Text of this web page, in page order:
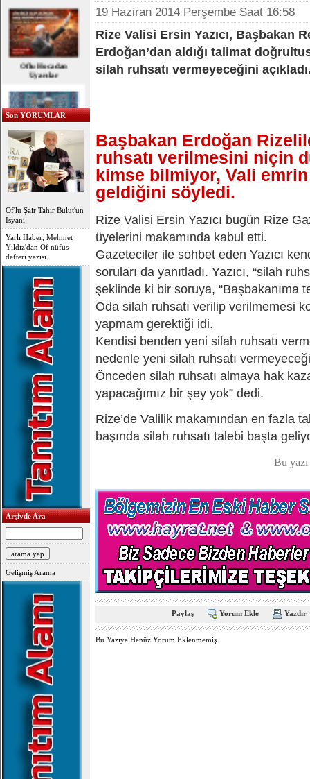
Oflu Hocadan
Uyarılar
OFLU HOCA'DAN
TOPLUMSAL UYARI
Son YORUMLAR
Of'lu Şair Tahir Bulut'un
İsyanı
Yarlı Haber, Mehmet
Yıldız'dan Of nüfus
defteri yazısı
Arşivde Ara
Gelişmiş Arama
19 Haziran 2014 Perşembe Saat 16:58
Rize Valisi Ersin Yazıcı, Başbakan
Erdoğan’dan aldığı talimat
silah ruhsatı vermeyeceğini
Başbakan Erdoğan
ruhsatı verilmesini niçin
kimse bilmiyor, Vali
geldiğini söyledi.
Rize Valisi Ersin Yazıcı bugün Rize
üyelerini makamında kabul etti.
Gazeteciler ile sohbet eden Yazıcı
soruları da yanıtladı. Yazıcı, “silah
şeklinde ki bir soruya, “Başbakanıma
Oda silah ruhsatı verilip verilmemesi
yapmam gerektiği idi.
Kendisi benden yeni silah ruhsatı
nedenle yeni silah ruhsatı
Önceden silah ruhsatı almaya hak
yapacağımız bir şey yok” dedi.
Rize’de Valilik makamından en fazla
başında silah ruhsatı talebi başta
Bu
Paylaş Yorum Ekle Yazdır
Bu Yazıya Henüz Yorum Eklenmemiş.